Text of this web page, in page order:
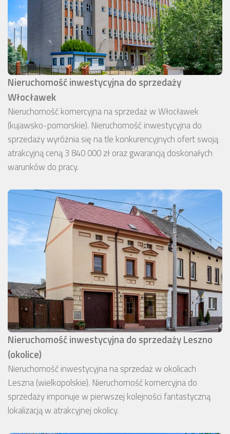
Nieruchomość inwestycyjna do sprzedaży
Włocławek
Nieruchomość komercyjna na sprzedaż w Włocławek
(kujawsko-pomorskie). Nieruchomość inwestycyjna do
sprzedaży wyróżnia się na tle konkurencyjnych ofert swoją
atrakcyjną ceną 3 840 000 zł oraz gwarancją doskonałych
warunków do pracy.
Nieruchomość inwestycyjna do sprzedaży Leszno
(okolice)
Nieruchomość inwestycyjna na sprzedaż w okolicach
Leszna (wielkopolskie). Nieruchomość komercyjna do
sprzedaży imponuje w pierwszej kolejności fantastyczną
lokalizacją w atrakcyjnej okolicy.